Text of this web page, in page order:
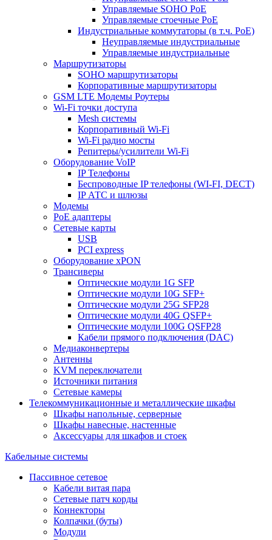
Управляемые SOHO PoE
Управляемые стоечные PoE
Индустриальные коммутаторы (в т.ч. РоЕ)
Неуправляемые индустриальные
Управляемые индустриальные
Маршрутизаторы
SOHO маршрутизаторы
Корпоративные маршрутизаторы
GSM LTE Модемы Роутеры
Wi-Fi точки доступа
Mesh системы
Корпоративный Wi-Fi
Wi-Fi радио мосты
Репитеры/усилители Wi-Fi
Оборудование VoIP
IP Телефоны
Беспроводные IP телефоны (WI-FI, DECT)
IP АТС и шлюзы
Модемы
PoE адаптеры
Сетевые карты
USB
PCI express
Оборудование xPON
Трансиверы
Оптические модули 1G SFP
Оптические модули 10G SFP+
Оптические модули 25G SFP28
Оптические модули 40G QSFP+
Оптические модули 100G QSFP28
Кабели прямого подключения (DAC)
Медиаконвертеры
Антенны
KVM переключатели
Источники питания
Сетевые камеры
Телекоммуникационные и металлические шкафы
Шкафы напольные, серверные
Шкафы навесные, настенные
Аксессуары для шкафов и стоек
Кабельные системы
Пассивное сетевое
Кабели витая пара
Сетевые патч корды
Коннекторы
Колпачки (буты)
Модули